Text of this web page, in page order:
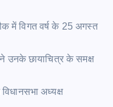
में विगत वर्ष के 25 अगस्त
उनके छायाचित्र के समक्ष
अध्यक्ष